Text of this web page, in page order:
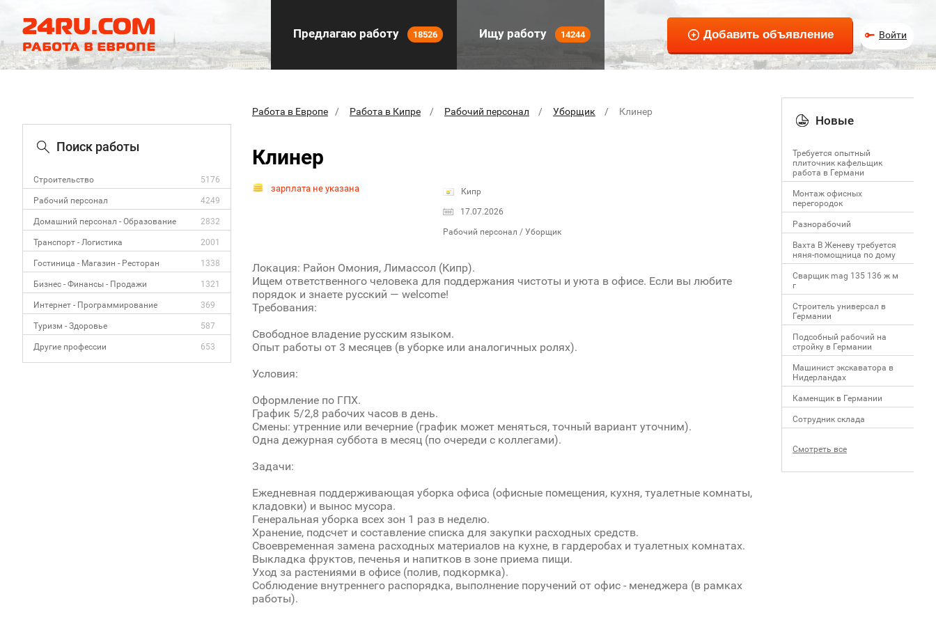
Предлагаю работу 18526 Ищу работу 14244 Войти
Поиск работы
Строительство 5176
Рабочий персонал 4249
Домашний персонал - Образование 2832
Транспорт - Логистика 2001
Гостиница - Магазин - Ресторан 1338
Бизнес - Финансы - Продажи 1321
Интернет - Программирование 369
Туризм - Здоровье 587
Другие профессии 653
Работа в Европе Работа в Кипре Рабочий персонал Уборщик Клинер
Клинер
зарплата не указана Кипр
17.07.2026
Рабочий персонал / Уборщик
Локация: Район Омония, Лимассол (Кипр).
Ищем ответственного человека для поддержания чистоты и уюта в офисе. Если вы любите
порядок и знаете русский — welcome!
Требования:
Свободное владение русским языком.
Опыт работы от 3 месяцев (в уборке или аналогичных ролях).
Условия:
Оформление по ГПХ.
График 5/2,8 рабочих часов в день.
Смены: утренние или вечерние (график может меняться, точный вариант уточним).
Одна дежурная суббота в месяц (по очереди с коллегами).
Задачи:
Ежедневная поддерживающая уборка офиса (офисные помещения, кухня, туалетные комнаты,
кладовки) и вынос мусора.
Генеральная уборка всех зон 1 раз в неделю.
Хранение, подсчет и составление списка для закупки расходных средств.
Своевременная замена расходных материалов на кухне, в гардеробах и туалетных комнатах.
Выкладка фруктов, печенья и напитков в зоне приема пищи.
Уход за растениями в офисе (полив, подкормка).
Соблюдение внутреннего распорядка, выполнение поручений от офис - менеджера (в рамках
работы).
Новые
Требуется опытный
плиточник кафельщик
работa в Германи
Mонтаж офисных
перегородок
Разнорабочий
Вахта В Женеву требуется
няня-помощница по дому
Сварщик mag 135 136 ж м
г
Строитель универсал в
Германии
Подсобный рабочий на
стройку в Германии
Машинист экскаватора в
Нидерландах
Каменщик в Германии
Сотрудник склада
Смотреть все